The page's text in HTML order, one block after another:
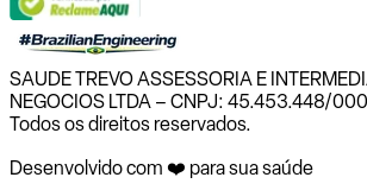
SAUDE TREVO ASSESSORIA E
NEGOCIOS LTDA – CNPJ: 45.453.448/
Todos os direitos reservados.
Desenvolvido com ❤️ para sua saúde